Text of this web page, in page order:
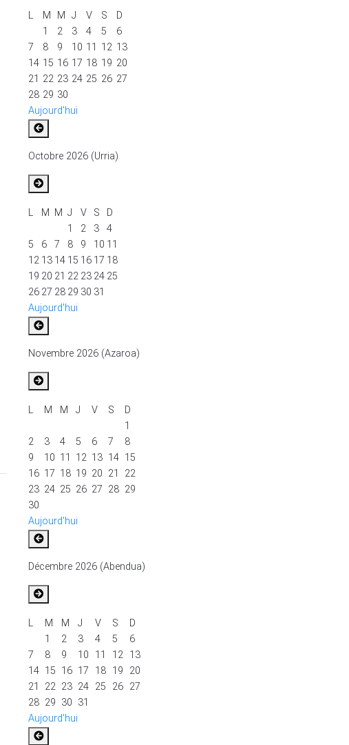
L M M J V S
D
1
2 3 4 5
6
7
8 9 10 11 12 13
14 15 16 17 18 19 20
21 22 23 24 25 26 27
28 29 30
Aujourd'hui
Octobre 2026 (Urria)
L M M J V S
D
1
2 3
4
5
6 7 8 9 10 11
12 13 14 15 16 17 18
19 20 21 22 23 24 25
26 27 28 29 30 31
Aujourd'hui
Novembre 2026 (Azaroa)
L M M J V S
D
1
2
3 4 5 6 7
8
9
10 11 12 13 14 15
16 17 18 19 20 21
22
23 24 25 26 27 28 29
30
Aujourd'hui
Décembre 2026 (Abendua)
L M M J V S
D
1
2 3 4 5
6
7
8 9 10 11 12 13
14 15 16 17 18 19
20
21
22 23 24 25 26 27
28 29 30 31
Aujourd'hui